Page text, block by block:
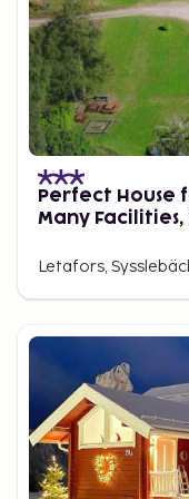
In den
können auch
selbstgemachte
Wildschwein, Reh
Besuchen Sie
traditionelle
Schokoladen.
Perfect House
Many Facilities,
Letafors,